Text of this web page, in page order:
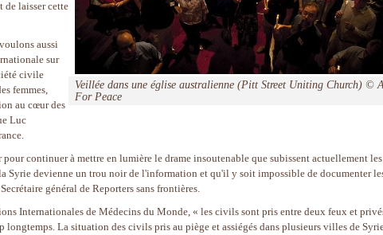
Veillée dans une église australienne (Pitt Street Uniting Church) ©
For Peace
de laisser cette
aussi
sur
civile
femmes,
au cœur des
Luc
continuer à mettre en lumière le drame insoutenable que subissent actuellement les
Syrie devienne un trou noir de l'information et qu'il y soit impossible de documenter
général de Reporters sans frontières.
Internationales de Médecins du Monde, « les civils sont pris entre deux feux et
longtemps. La situation des civils pris au piège et assiégés dans plusieurs villes de